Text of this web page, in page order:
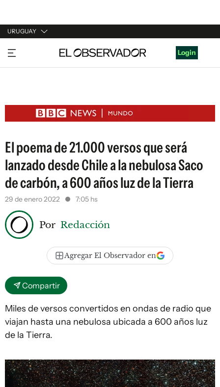
URUGUAY
URUGUAY
ARGENTINA
ESTADOS UNIDOS
Login
El poema de 21.000 versos que será
lanzado desde Chile a la nebulosa Saco
de carbón, a 600 años luz de la Tierra
29 de enero 2022 7:05 hs
Por Redacción
Agregar El Observador en
Compartir
Miles de versos convertidos en ondas de radio que
viajan hasta una nebulosa ubicada a 600 años luz
de la Tierra.